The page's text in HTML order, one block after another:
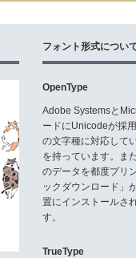
フォント形式につい
OpenType
Adobe Systemsと
ードにUnicodeが採
の文字種に対応して
を持っています。ま
のデータを都度プリ
ックダウンロード」
置にインストールさ
す。
TrueType